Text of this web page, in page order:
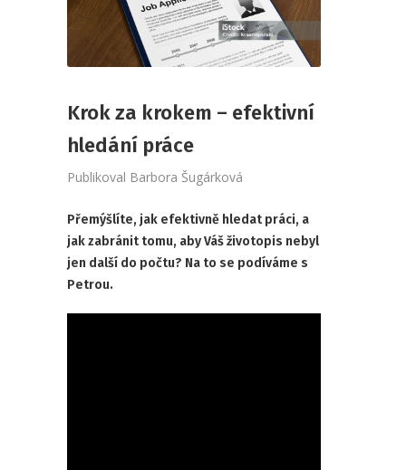
Krok za krokem – efektivní
hledání práce
Publikoval Barbora Šugárková
Přemýšlíte, jak efektivně hledat práci, a
jak zabránit tomu, aby Váš životopis nebyl
jen další do počtu? Na to se podíváme s
Petrou.